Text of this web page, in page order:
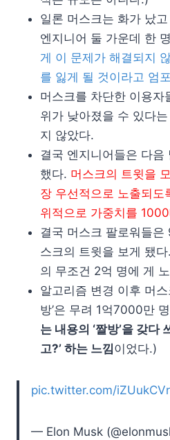
일론 머스크는 화가 났
엔지니어 둘 가운데 한
게 이 문제가 해결되지
를 잃게 될 것이라고 엄
머스크를 차단한 이용자
위가 낮아졌을 수 있다
지 않았다.
결국 엔지니어들은 다음
했다. 머스크의 트윗을
장 우선적으로 노출되도
위적으로 가중치를
결국 머스크 팔로워들
스크의 트윗을 보게 됐
의 무조건 2억 명에 게
알고리즘 변경 이후 머
방’은 무려 1억7000만
는 내용의 ‘짤방’을 갖다
고?’ 하는 느낌이었다.)
pic.twitter.com/
— Elon Musk